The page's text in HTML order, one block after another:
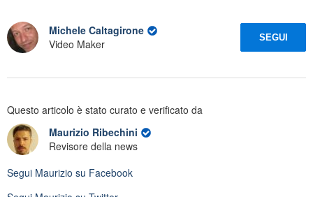
Michele Caltagirone
Video Maker
SEGUI
Questo articolo è stato curato e verificato da
Maurizio Ribechini
Revisore della news
Segui Maurizio su Facebook